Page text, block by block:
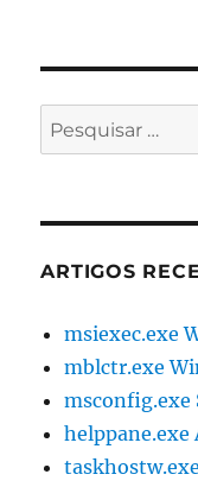
Pesquisar
por:
ARTIGOS
msiexec.exe
mblctr.exe
helppane.exe